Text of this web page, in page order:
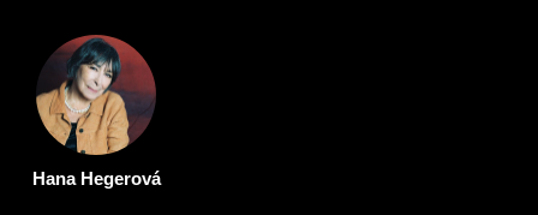
Hana Hegerová